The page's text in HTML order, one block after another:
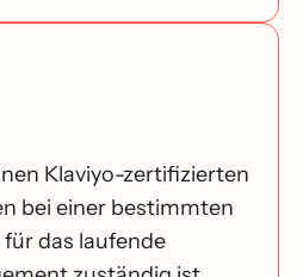
Klaviyo-zertifizierten
bei einer bestimmten
das laufende